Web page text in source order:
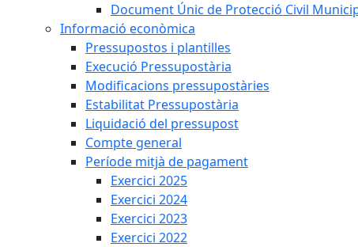
Document Únic de Protecció Civil
Informació econòmica
Pressupostos i plantilles
Execució Pressupostària
Modificacions pressupostàries
Estabilitat Pressupostària
Liquidació del pressupost
Compte general
Període mitjà de pagament
Exercici 2025
Exercici 2024
Exercici 2023
Exercici 2022